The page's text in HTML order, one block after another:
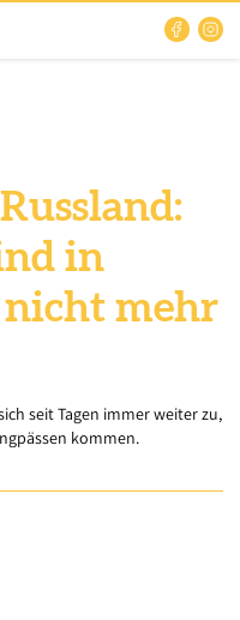
in
mehr
seit Tagen immer weiter zu,
kommen.